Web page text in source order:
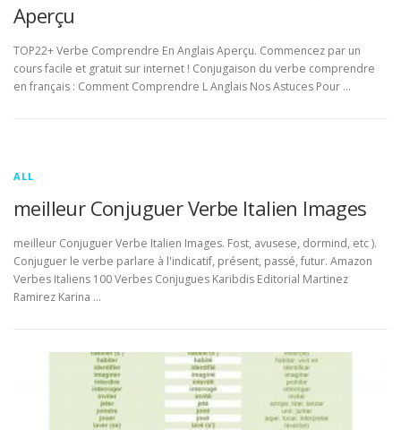
Aperçu
TOP22+ Verbe Comprendre En Anglais Aperçu. Commencez par un
cours facile et gratuit sur internet ! Conjugaison du verbe comprendre
en français : Comment Comprendre L Anglais Nos Astuces Pour …
ALL
meilleur Conjuguer Verbe Italien Images
meilleur Conjuguer Verbe Italien Images. Fost, avusese, dormind, etc ).
Conjuguer le verbe parlare à l'indicatif, présent, passé, futur. Amazon
Verbes Italiens 100 Verbes Conjugues Karibdis Editorial Martinez
Ramirez Karina …